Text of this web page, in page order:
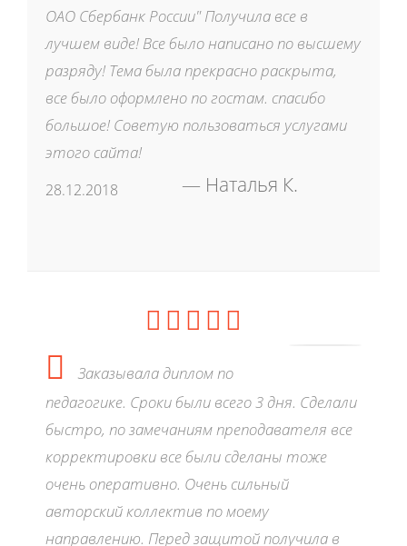
ОАО Сбербанк России" Получила все в
лучшем виде! Все было написано по высшему
разряду! Тема была прекрасно раскрыта,
все было оформлено по гостам. спасибо
большое! Советую пользоваться услугами
этого сайта!
28.12.2018 Наталья К.
Заказывала диплом по
педагогике. Сроки были всего 3 дня. Сделали
быстро, по замечаниям преподавателя все
корректировки все были сделаны тоже
очень оперативно. Очень сильный
авторский коллектив по моему
направлению. Перед защитой получила в